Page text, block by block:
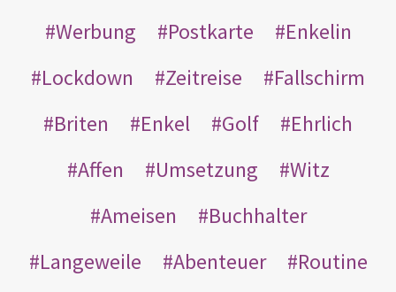
Werbung
Postkarte
Enkelin
Lockdown
Zeitreise
Fallschirm
Briten
Enkel Golf
Ehrlich
Affen
Umsetzung
Witz
Ameisen
Buchhalter
Langeweile
Abenteuer
Routine